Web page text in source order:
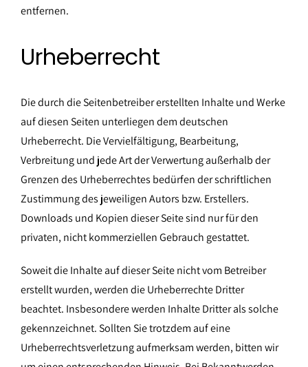
entfernen.
Urheberrecht
Die durch die Seitenbetreiber erstellten Inhalte und Werke
auf diesen Seiten unterliegen dem deutschen
Urheberrecht. Die Vervielfältigung, Bearbeitung,
Verbreitung und jede Art der Verwertung außerhalb der
Grenzen des Urheberrechtes bedürfen der schriftlichen
Zustimmung des jeweiligen Autors bzw. Erstellers.
Downloads und Kopien dieser Seite sind nur für den
privaten, nicht kommerziellen Gebrauch gestattet.
Soweit die Inhalte auf dieser Seite nicht vom Betreiber
erstellt wurden, werden die Urheberrechte Dritter
beachtet. Insbesondere werden Inhalte Dritter als solche
gekennzeichnet. Sollten Sie trotzdem auf eine
Urheberrechtsverletzung aufmerksam werden, bitten wir